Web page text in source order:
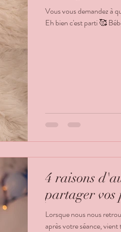
Vous vous demandez à
Eh bien c'est parti 🥰
4 raisons
partager vos
Lorsque nous nous
après votre séance,